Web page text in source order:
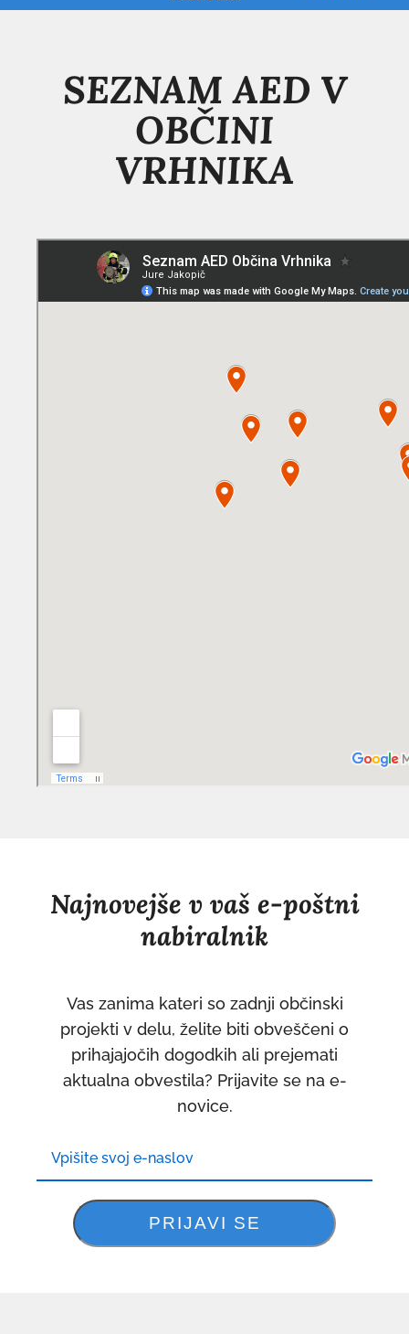
SEZNAM AED V
OBČINI
VRHNIKA
Najnovejše v vaš e-poštni
nabiralnik
Vas zanima kateri so zadnji občinski
projekti v delu, želite biti obveščeni o
prihajajočih dogodkih ali prejemati
aktualna obvestila? Prijavite se na e-
novice.